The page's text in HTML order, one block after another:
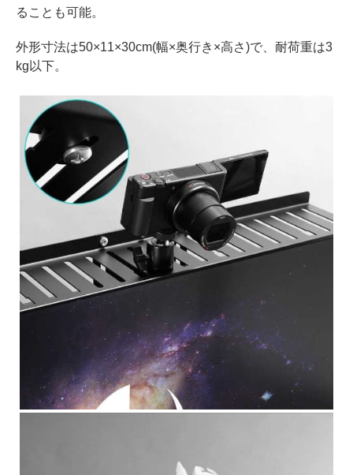
ることも可能。
外形寸法は50×11×30cm(幅×奥行き×高さ)で、耐荷重は3
kg以下。